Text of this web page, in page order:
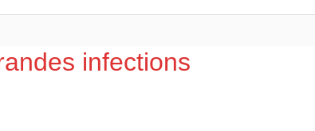
infections